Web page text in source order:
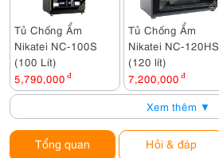
Tủ Chống Ẩm
Nikatei NC-100S
(100 Lít)
5,790,000 đ
Tủ Chống Ẩm
Nikatei NC-120HS
(120 lít)
7,200,000 đ
Xem thêm ▼
Tổng quan Hỏi & đáp